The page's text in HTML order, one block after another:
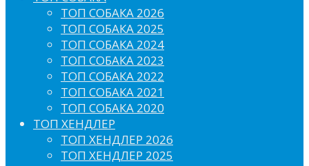
ТОП СОБАКА 2026
ТОП СОБАКА 2025
ТОП СОБАКА 2024
ТОП СОБАКА 2023
ТОП СОБАКА 2022
ТОП СОБАКА 2021
ТОП СОБАКА 2020
ТОП ХЕНДЛЕР
ТОП ХЕНДЛЕР 2026
ТОП ХЕНДЛЕР 2025